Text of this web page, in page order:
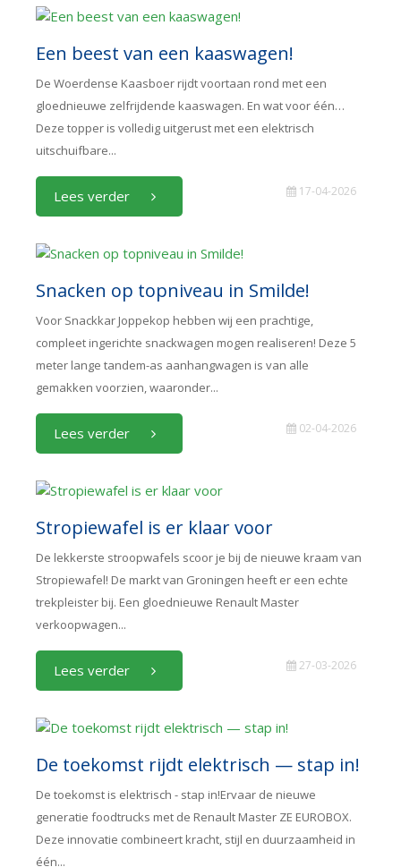
Een beest van een kaaswagen!
De Woerdense Kaasboer rijdt voortaan rond met een
gloednieuwe zelfrijdende kaaswagen. En wat voor één…
Deze topper is volledig uitgerust met een elektrisch
uitschuifbare...
Lees verder 17-04-2026
Snacken op topniveau in Smilde!
Voor Snackkar Joppekop hebben wij een prachtige,
compleet ingerichte snackwagen mogen realiseren! Deze 5
meter lange tandem-as aanhangwagen is van alle
gemakken voorzien, waaronder...
Lees verder 02-04-2026
Stropiewafel is er klaar voor
De lekkerste stroopwafels scoor je bij de nieuwe kraam van
Stropiewafel! De markt van Groningen heeft er een echte
trekpleister bij. Een gloednieuwe Renault Master
verkoopwagen...
Lees verder 27-03-2026
De toekomst rijdt elektrisch — stap in!
De toekomst is elektrisch - stap in!Ervaar de nieuwe
generatie foodtrucks met de Renault Master ZE EUROBOX.
Deze innovatie combineert kracht, stijl en duurzaamheid in
één...